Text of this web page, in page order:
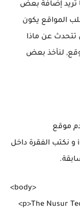
تريد إضافة بعض
المواقع يكون
تتحدث عن ماذا
لنأخذ بعض
موقع
Nusur Tech و نقوم بفتح ملف index.html و نكتب الفقرة داخل
<body>
<p>The Nusur